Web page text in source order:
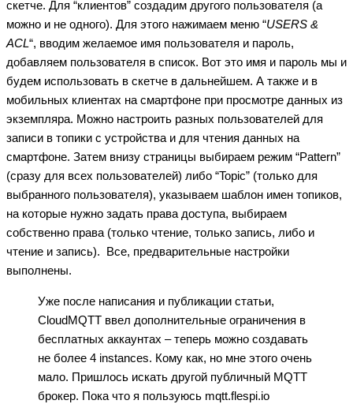
скетче. Для “клиентов” создадим другого пользователя (а
можно и не одного). Для этого нажимаем меню “USERS &
ACL“, вводим желаемое имя пользователя и пароль,
добавляем пользователя в список. Вот это имя и пароль мы и
будем использовать в скетче в дальнейшем. А также и в
мобильных клиентах на смартфоне при просмотре данных из
экземпляра. Можно настроить разных пользователей для
записи в топики с устройства и для чтения данных на
смартфоне. Затем внизу страницы выбираем режим “Pattern”
(сразу для всех пользователей) либо “Topic” (только для
выбранного пользователя), указываем шаблон имен топиков,
на которые нужно задать права доступа, выбираем
собственно права (только чтение, только запись, либо и
чтение и запись). Все, предварительные настройки
выполнены.
Уже после написания и публикации статьи,
CloudMQTT ввел дополнительные ограничения в
бесплатных аккаунтах – теперь можно создавать
не более 4 instances. Кому как, но мне этого очень
мало. Пришлось искать другой публичный MQTT
брокер. Пока что я пользуюсь mqtt.flespi.io